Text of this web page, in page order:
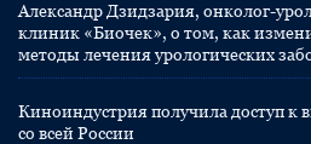
Александр Дзидзария, онколог-
клиник «Биочек», о том, как
методы лечения урологических
Киноиндустрия получила доступ к
со всей России